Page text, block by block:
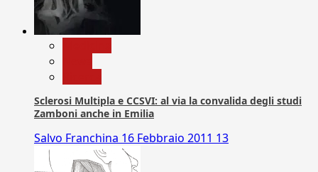
Sclerosi Multipla e CCSVI: al via la convalida degli studi
Zamboni anche in Emilia
Salvo Franchina 16 Febbraio 2011 13